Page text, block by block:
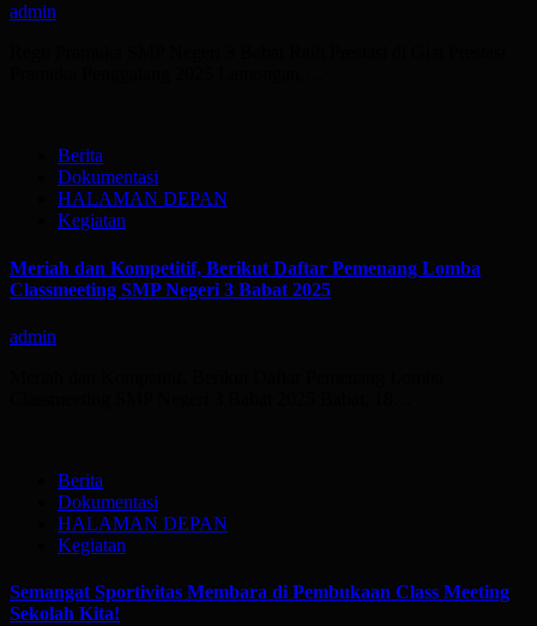
admin
Berita
Dokumentasi
HALAMAN DEPAN
Kegiatan
Meriah dan Kompetitif, Berikut Daftar Pemenang Lomba
Classmeeting SMP Negeri 3 Babat 2025
admin
Berita
Dokumentasi
HALAMAN DEPAN
Kegiatan
Semangat Sportivitas Membara di Pembukaan Class Meeting
Sekolah Kita!